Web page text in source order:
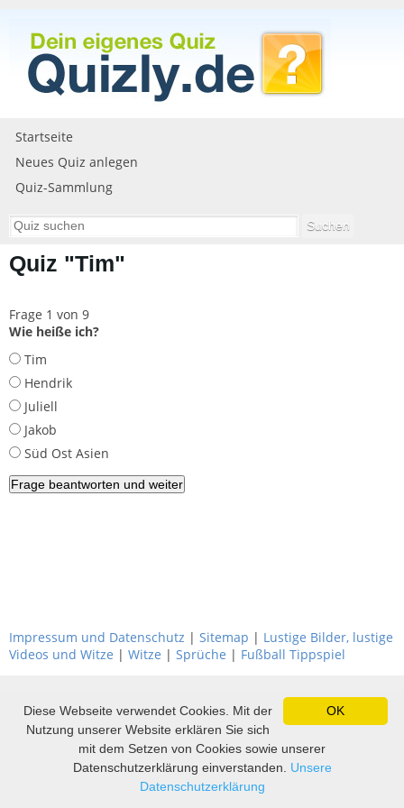
Startseite
Neues Quiz anlegen
Quiz-Sammlung
Quiz "Tim"
Frage 1 von 9
Wie heiße ich?
Tim
Hendrik
Juliell
Jakob
Süd Ost Asien
Impressum und Datenschutz | Sitemap | Lustige Bilder, lustige
Videos und Witze | Witze | Sprüche | Fußball Tippspiel
OK
Diese Webseite verwendet Cookies. Mit der
Nutzung unserer Website erklären Sie sich
mit dem Setzen von Cookies sowie unserer
Datenschutzerklärung einverstanden. Unsere
Datenschutzerklärung